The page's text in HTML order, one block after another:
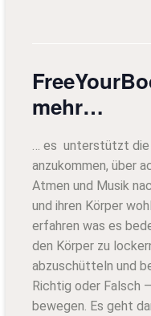
mehr…
… es unterstützt die
anzukommen, über
Atmen und Musik
und ihren Körper
erfahren was es
den Körper zu
abzuschütteln und
Richtig oder Falsch
bewegen. Es geht